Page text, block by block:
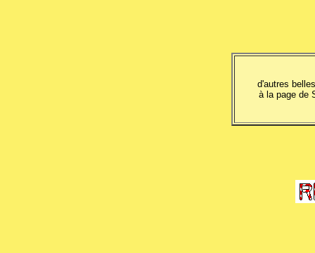
d'autres
à la page de